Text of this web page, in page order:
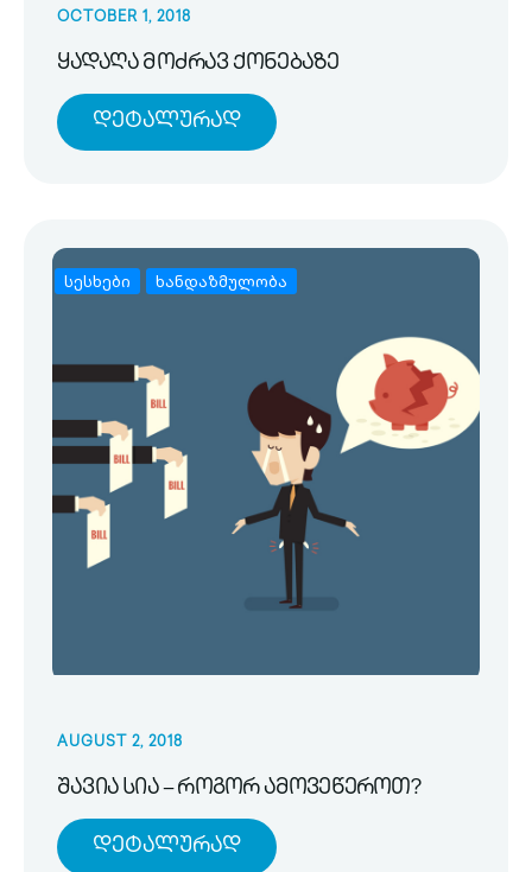
OCTOBER 1, 2018
ყადაღა მოძრავ ქონებაზე
Დეტალურად
სესხები ხანდაზმულობა
AUGUST 2, 2018
შავია სია – როგორ ამოვეწეროთ?
Დეტალურად